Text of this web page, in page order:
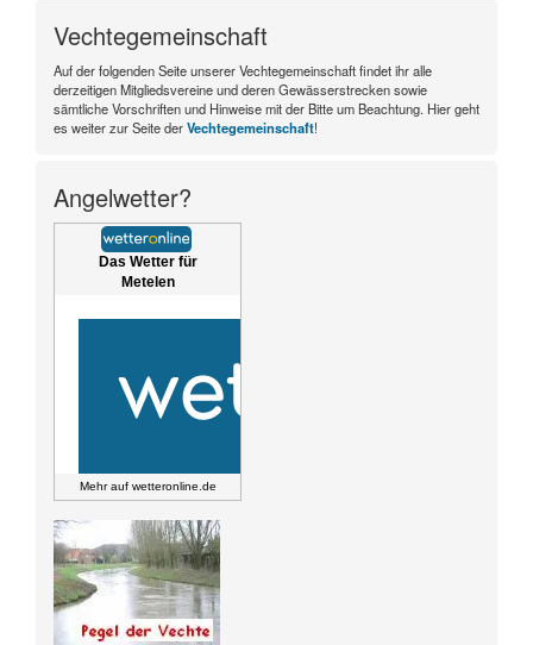
Vechtegemeinschaft
Auf der folgenden Seite unserer Vechtegemeinschaft findet ihr alle
derzeitigen Mitgliedsvereine und deren Gewässerstrecken sowie
sämtliche Vorschriften und Hinweise mit der Bitte um Beachtung. Hier geht
es weiter zur Seite derVechtegemeinschaft!
Angelwetter?
Das Wetter für
Metelen
Mehr auf wetteronline.de